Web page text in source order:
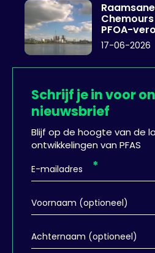
PFOA-
grondwater
17-06-2026
Schrijf je in voor
nieuwsbrief
Blijf op de hoogte van de
ontwikkelingen van PFAS